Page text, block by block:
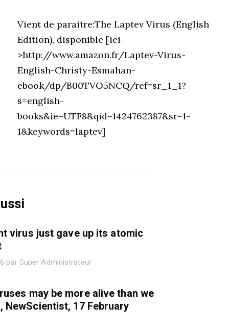
Vient de paraitre:The Laptev Virus (English
Edition), disponible [ici-
>http://www.amazon.fr/Laptev-Virus-
English-Christy-Esmahan-
ebook/dp/B00TVO5NCQ/ref=sr_1_1?
s=english-
books&ie=UTF8&qid=1424762387&sr=1-
1&keywords=laptev]
virus just gave up its atomic
par Super Administrateur
may be more alive than we
NewScientist, 17 February